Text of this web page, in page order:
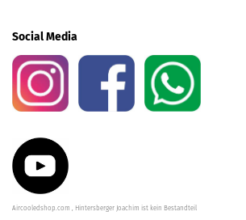
Social Media
Aircooledshop.com , Hintersberger Joachim ist kein Bestandteil